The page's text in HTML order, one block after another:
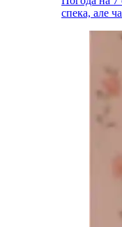
спека, але